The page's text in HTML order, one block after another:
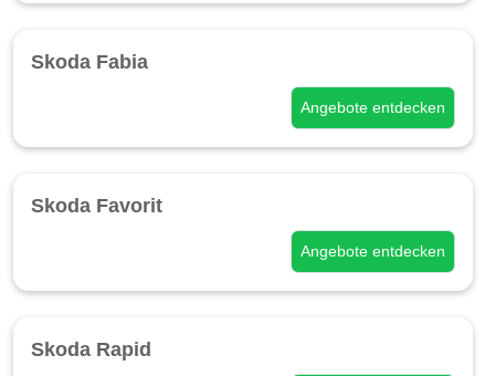
Skoda Fabia
Angebote entdecken
Skoda Favorit
Angebote entdecken
Skoda Rapid